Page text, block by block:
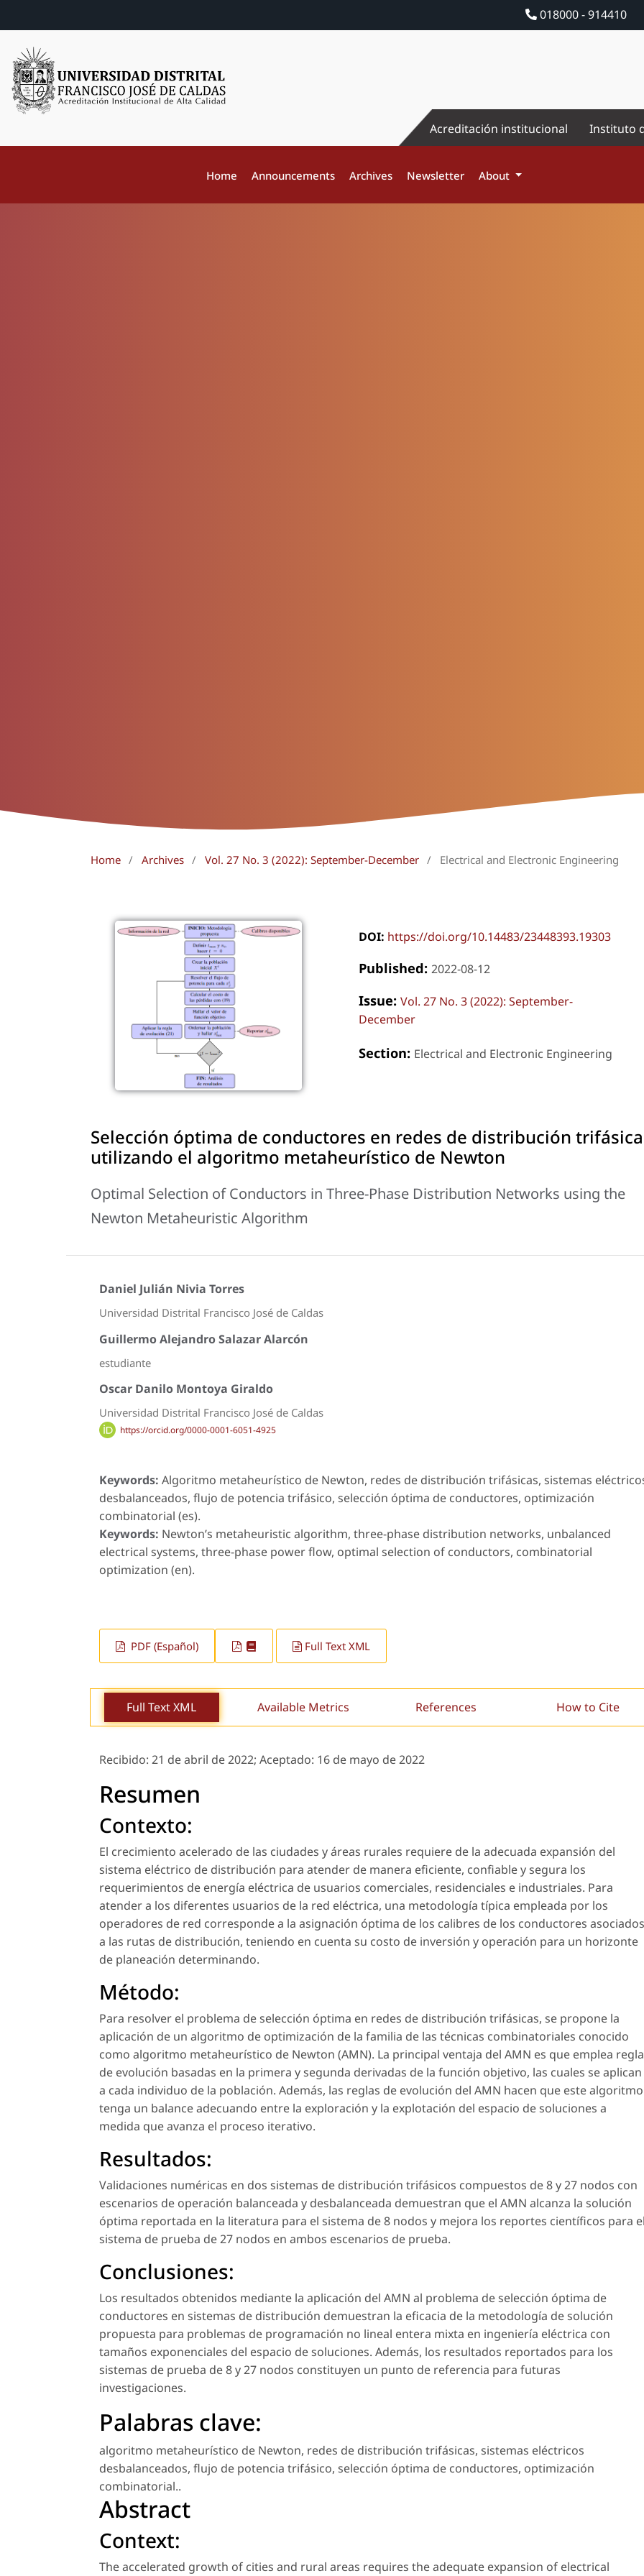
018000 - 914410
Acreditación institucional Instituto
Home Announcements Archives Newsletter About
Home / Archives / Vol. 27 No. 3 (2022): September-December / Electrical and Electronic Engineering
DOI: https://doi.org/10.14483/23448393.19303
Published: 2022-08-12
Issue: Vol. 27 No. 3 (2022): September-
December
Section: Electrical and Electronic Engineering
Selección óptima de conductores en redes de distribución
utilizando el algoritmo metaheurístico de Newton
Optimal Selection of Conductors in Three-Phase Distribution Networks using the
Newton Metaheuristic Algorithm
Daniel Julián Nivia Torres
Universidad Distrital Francisco José de Caldas
Guillermo Alejandro Salazar Alarcón
estudiante
Oscar Danilo Montoya Giraldo
Universidad Distrital Francisco José de Caldas
https://orcid.org/0000-0001-6051-4925
Keywords: Algoritmo metaheurístico de Newton, redes de distribución trifásicas, sistemas
desbalanceados, flujo de potencia trifásico, selección óptima de conductores, optimización
combinatorial (es).
Keywords: Newton’s metaheuristic algorithm, three-phase distribution networks, unbalanced
electrical systems, three-phase power flow, optimal selection of conductors, combinatorial
optimization (en).
PDF (Español) Full Text XML
Full Text XML Available Metrics References How to Cite
Recibido: 21 de abril de 2022; Aceptado: 16 de mayo de 2022
Resumen
Contexto:
El crecimiento acelerado de las ciudades y áreas rurales requiere de la adecuada expansión del
sistema eléctrico de distribución para atender de manera eficiente, confiable y segura los
requerimientos de energía eléctrica de usuarios comerciales, residenciales e industriales. Para
atender a los diferentes usuarios de la red eléctrica, una metodología típica empleada por los
operadores de red corresponde a la asignación óptima de los calibres de los conductores asociados
a las rutas de distribución, teniendo en cuenta su costo de inversión y operación para un horizonte
de planeación determinando.
Método:
Para resolver el problema de selección óptima en redes de distribución trifásicas, se propone la
aplicación de un algoritmo de optimización de la familia de las técnicas combinatoriales conocido
como algoritmo metaheurístico de Newton (AMN). La principal ventaja del AMN es que emplea
de evolución basadas en la primera y segunda derivadas de la función objetivo, las cuales se aplican
a cada individuo de la población. Además, las reglas de evolución del AMN hacen que este algoritmo
tenga un balance adecuando entre la exploración y la explotación del espacio de soluciones a
medida que avanza el proceso iterativo.
Resultados:
Validaciones numéricas en dos sistemas de distribución trifásicos compuestos de 8 y 27 nodos con
escenarios de operación balanceada y desbalanceada demuestran que el AMN alcanza la solución
óptima reportada en la literatura para el sistema de 8 nodos y mejora los reportes científicos para
sistema de prueba de 27 nodos en ambos escenarios de prueba.
Conclusiones:
Los resultados obtenidos mediante la aplicación del AMN al problema de selección óptima de
conductores en sistemas de distribución demuestran la eficacia de la metodología de solución
propuesta para problemas de programación no lineal entera mixta en ingeniería eléctrica con
tamaños exponenciales del espacio de soluciones. Además, los resultados reportados para los
sistemas de prueba de 8 y 27 nodos constituyen un punto de referencia para futuras
investigaciones.
Palabras clave:
algoritmo metaheurístico de Newton, redes de distribución trifásicas, sistemas eléctricos
desbalanceados, flujo de potencia trifásico, selección óptima de conductores, optimización
combinatorial..
Abstract
Context:
The accelerated growth of cities and rural areas requires the adequate expansion of electrical